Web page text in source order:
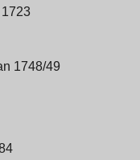
1748/49